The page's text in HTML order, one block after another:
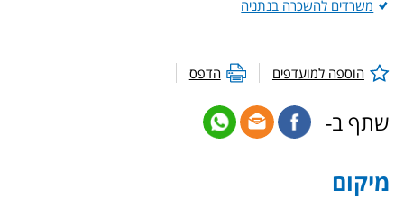
משרדים להשכרה בנתניה
הוספה למועדפים הדפס
שתף ב-
מיקום